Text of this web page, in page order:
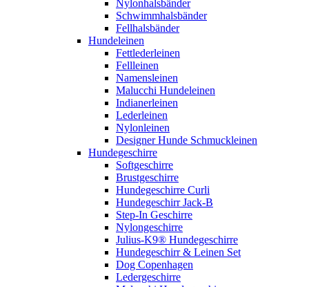
Nylonhalsbänder
Schwimmhalsbänder
Fellhalsbänder
Hundeleinen
Fettlederleinen
Fellleinen
Namensleinen
Malucchi Hundeleinen
Indianerleinen
Lederleinen
Nylonleinen
Designer Hunde Schmuckleinen
Hundegeschirre
Softgeschirre
Brustgeschirre
Hundegeschirre Curli
Hundegeschirr Jack-B
Step-In Geschirre
Nylongeschirre
Julius-K9® Hundegeschirre
Hundegeschirr & Leinen Set
Dog Copenhagen
Ledergeschirre